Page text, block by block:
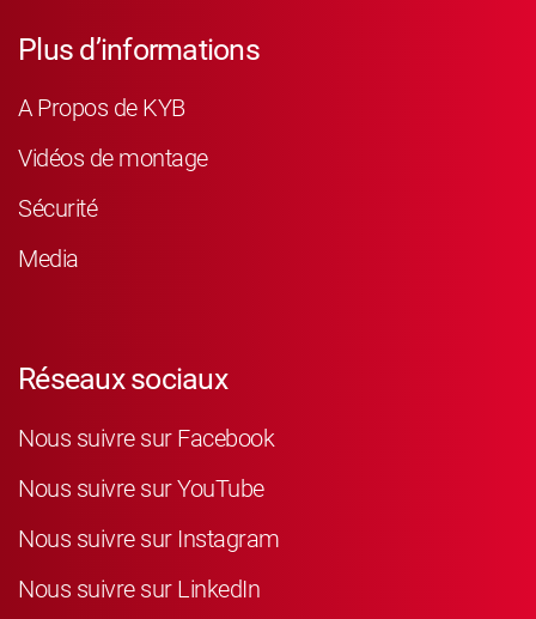
Plus d’informations
A Propos de KYB
Vidéos de montage
Sécurité
Media
Réseaux sociaux
Nous suivre sur Facebook
Nous suivre sur YouTube
Nous suivre sur Instagram
Nous suivre sur LinkedIn